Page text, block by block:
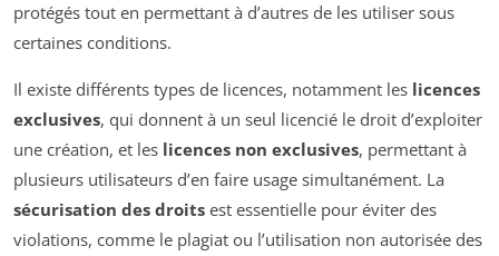
protégés tout en permettant à d’autres de les utiliser sous
certaines conditions.
Il existe différents types de licences, notamment les licences
exclusives, qui donnent à un seul licencié le droit d’exploiter
une création, et les licences non exclusives, permettant à
plusieurs utilisateurs d’en faire usage simultanément. La
sécurisation des droits est essentielle pour éviter des
violations, comme le plagiat ou l’utilisation non autorisée des